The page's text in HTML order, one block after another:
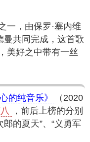
一，由保罗·塞内维
曼共同完成，这首歌
美好之中带有一丝
的纯音乐》
（2020
，前后上榜的分别
郎的夏天”、“义勇军